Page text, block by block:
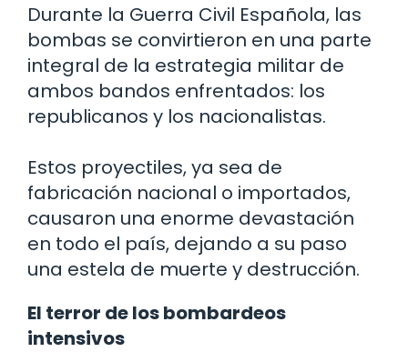
Durante la Guerra Civil Española, las
bombas se convirtieron en una parte
integral de la estrategia militar de
ambos bandos enfrentados: los
republicanos y los nacionalistas.
Estos proyectiles, ya sea de
fabricación nacional o importados,
causaron una enorme devastación
en todo el país, dejando a su paso
una estela de muerte y destrucción.
El terror de los bombardeos
intensivos